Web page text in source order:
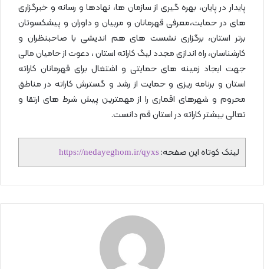
پایدار در پایان، بهره گیری از سازمان ها، نهادها و رسانه و خبرگزاری
های در حمایت،معرفی قهرمانان و مربیان و داوران و پیشکسوتان
برتر استان، برگزاری نشست های هم اندیشی با صاحبنظران و
کارشناسان، راه اندازی مجدد لیگ کاراته استان ، دعوت از حامیان مالی
جهت ایجاد زمینه های حمایتی و اشتغال برای قهرمانان کاراته
استان و برنامه ریزی و حمایت از رشد و گسترش کاراته در مناطق
محروم و شهرهای اقماری را از مهمترین پیش شرط های ارتقا و
تعالی بیشتر کاراته در استان قم دانست.
لینک کوتاه این صفحه: https://nedayeghom.ir/qyxs